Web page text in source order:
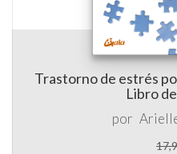
Trastorno de estrés
Libro
por